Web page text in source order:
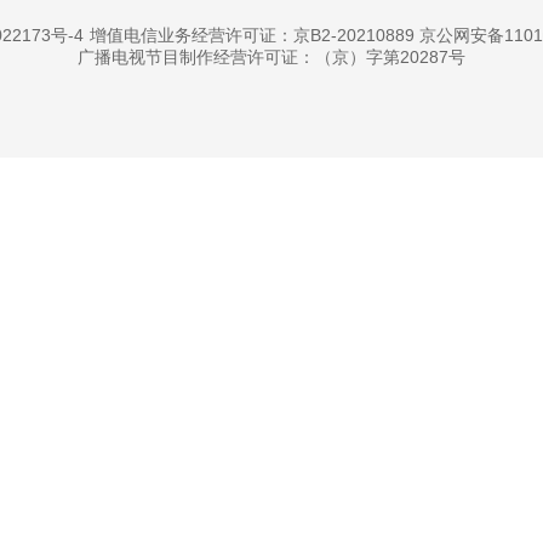
号-4 增值电信业务经营许可证：京B2-20210889 京公网安备
广播电视节目制作经营许可证：（京）字第20287号